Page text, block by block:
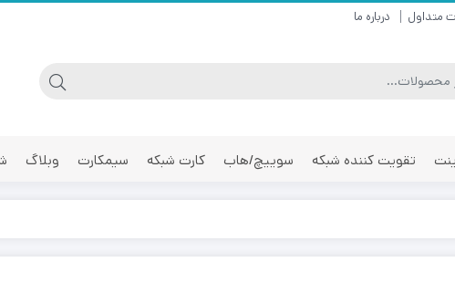
متداول درباره ما
تقویت کننده شبکه سوییچ/هاب کارت شبکه سیمکارت وبلاگ